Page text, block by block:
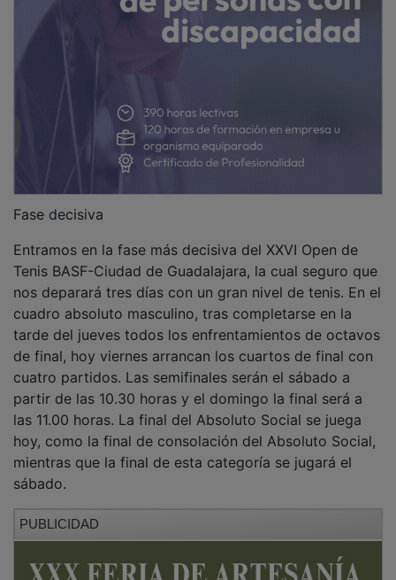
Tenis BASF-Ciudad de Guadalajara, la cual seguro que
nos deparará tres días con un gran nivel de tenis. En el
cuadro absoluto masculino, tras completarse en la
tarde del jueves todos los enfrentamientos de octavos
de final, hoy viernes arrancan los cuartos de final con
cuatro partidos. Las semifinales serán el sábado a
partir de las 10.30 horas y el domingo la final será a
las 11.00 horas. La final del Absoluto Social se juega
hoy, como la final de consolación del Absoluto Social,
mientras que la final de esta categoría se jugará el
sábado.